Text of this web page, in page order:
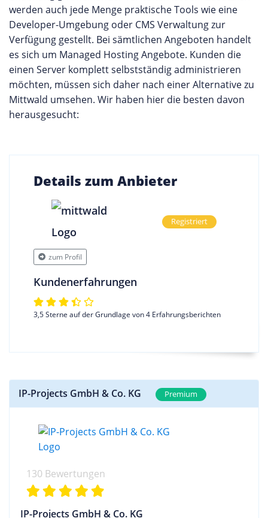
werden auch jede Menge praktische Tools wie eine
Developer-Umgebung oder CMS Verwaltung zur
Verfügung gestellt. Bei sämtlichen Angeboten handelt
es sich um Managed Hosting Angebote. Kunden die
einen Server komplett selbstständig administrieren
möchten, müssen sich daher nach einer Alternative zu
Mittwald umsehen. Wir haben hier die besten davon
herausgesucht:
Details zum Anbieter
Registriert
zum Profil
Kundenerfahrungen
3,5 Sterne auf der Grundlage von 4 Erfahrungsberichten
IP-Projects GmbH & Co. KG Premium
130 Bewertungen
IP-Projects GmbH & Co. KG